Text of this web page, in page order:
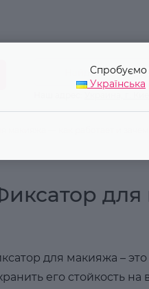
Спробуємо
для
для макияжа –
его стойкость